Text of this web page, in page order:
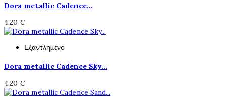
Dora metallic Cadence...
4,20 €
Εξαντλημένο
Dora metallic Cadence Sky...
4,20 €